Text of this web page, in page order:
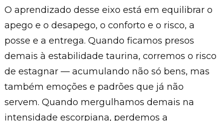
O aprendizado desse eixo está em equilibrar o
apego e o desapego, o conforto e o risco, a
posse e a entrega. Quando ficamos presos
demais à estabilidade taurina, corremos o risco
de estagnar — acumulando não só bens, mas
também emoções e padrões que já não
servem. Quando mergulhamos demais na
intensidade escorpiana, perdemos a